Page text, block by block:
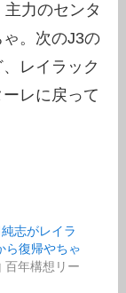
力のセンタ
。次のJ3の
レイラック
レに戻って
純志がレイラ
ら復帰やちゃ
百年構想リー